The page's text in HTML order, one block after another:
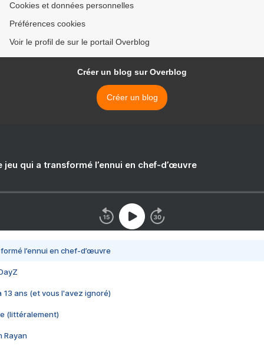
Cookies et données personnelles
Préférences cookies
Voir le profil de sur le portail Overblog
Créer un blog sur Overblog
Créer un blog
jeu qui a transformé l’ennui en chef-d’œuvre
l’ennui en chef-d’œuvre
13 ans (et vous l'avez ignoré)
(littéralement)
Rayan